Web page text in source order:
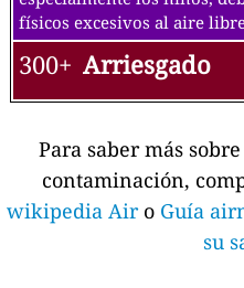
físicos excesivos al aire
300+ Arriesgado
Para saber más
contaminación,
wikipedia Air o Guía
su